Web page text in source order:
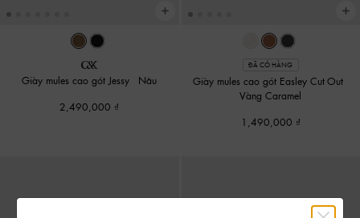
Giày mules cao gót Jessy
Nâu
2,490,000
ĐÃ CÓ HÀNG
Giày mules cao gót Easley Cut-Out
Vàng Caramel
1,490,000